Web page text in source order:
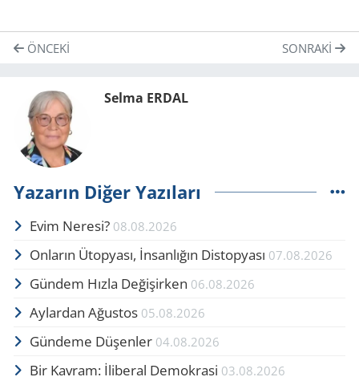
ÖNCEKI SONRAKI
Selma ERDAL
Yazarın Diğer Yazıları
Evim Neresi? 08.08.2026
Onların Ütopyası, İnsanlığın Distopyası 07.08.2026
Gündem Hızla Değişirken 06.08.2026
Aylardan Ağustos 05.08.2026
Gündeme Düşenler 04.08.2026
Bir Kavram: İliberal Demokrasi 03.08.2026